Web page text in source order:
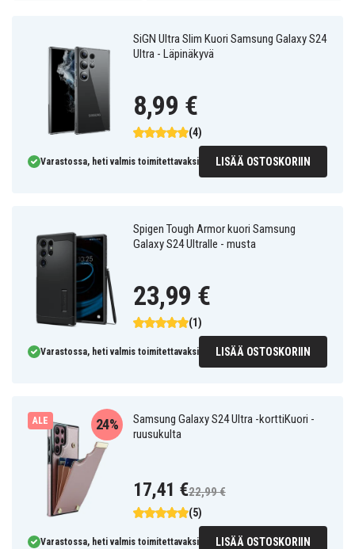
SiGN Ultra Slim Kuori Samsung Galaxy S24
Ultra - Läpinäkyvä
(4)
8,99 €
Varastossa, heti valmis toimitettavaksi LISÄÄ OSTOSKORIIN
Spigen Tough Armor kuori Samsung
Galaxy S24 Ultralle - musta
(1)
23,99 €
Varastossa, heti valmis toimitettavaksi LISÄÄ OSTOSKORIIN
ALE
Samsung Galaxy S24 Ultra -korttiKuori -
ruusukulta
(5)
24%
17,41 €22,99 €
Varastossa, heti valmis toimitettavaksi LISÄÄ OSTOSKORIIN